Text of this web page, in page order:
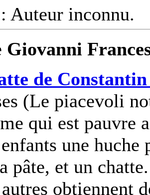
Auteur inconnu.
Giovanni
de
(Le piacevoli
qui est pauvre
une
pâte, et un
obtiennent